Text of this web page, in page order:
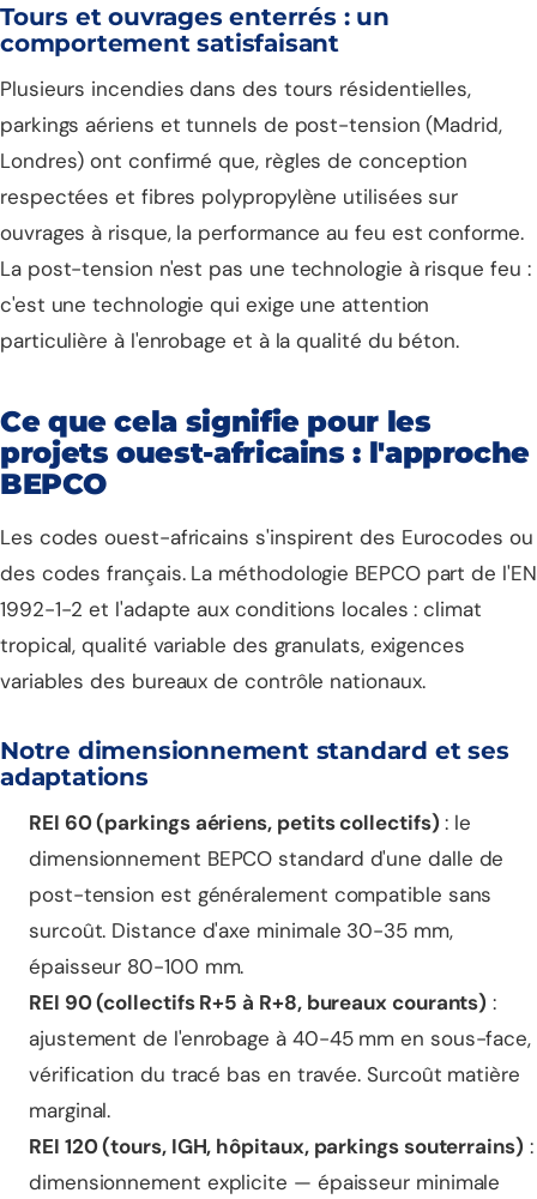
Tours et ouvrages enterrés : un
comportement satisfaisant
Plusieurs incendies dans des tours résidentielles,
parkings aériens et tunnels de post-tension (Madrid,
Londres) ont confirmé que, règles de conception
respectées et fibres polypropylène utilisées sur
ouvrages à risque, la performance au feu est conforme.
La post-tension n'est pas une technologie à risque feu :
c'est une technologie qui exige une attention
particulière à l'enrobage et à la qualité du béton.
Ce que cela signifie pour les
projets ouest-africains : l'approche
BEPCO
Les codes ouest-africains s'inspirent des Eurocodes ou
des codes français. La méthodologie BEPCO part de l'EN
1992-1-2 et l'adapte aux conditions locales : climat
tropical, qualité variable des granulats, exigences
variables des bureaux de contrôle nationaux.
Notre dimensionnement standard et ses
adaptations
REI 60 (parkings aériens, petits collectifs) : le
dimensionnement BEPCO standard d'une dalle de
post-tension est généralement compatible sans
surcoût. Distance d'axe minimale 30-35 mm,
épaisseur 80-100 mm.
REI 90 (collectifs R+5 à R+8, bureaux courants) :
ajustement de l'enrobage à 40-45 mm en sous-face,
vérification du tracé bas en travée. Surcoût matière
marginal.
REI 120 (tours, IGH, hôpitaux, parkings souterrains) :
dimensionnement explicite — épaisseur minimale